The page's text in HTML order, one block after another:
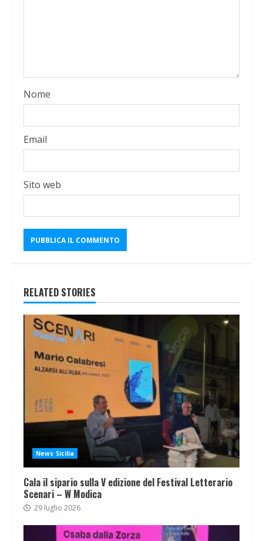
Nome
Email
Sito web
RELATED STORIES
News Sicilia
Cala il sipario sulla V edizione del Festival Letterario
Scenari – W Modica
29 luglio 2026